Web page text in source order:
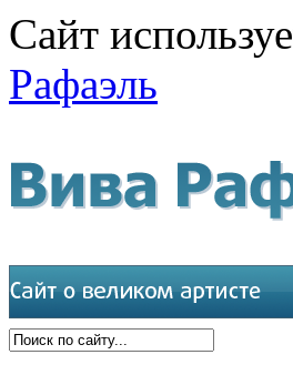
Сайт
Рафаэль